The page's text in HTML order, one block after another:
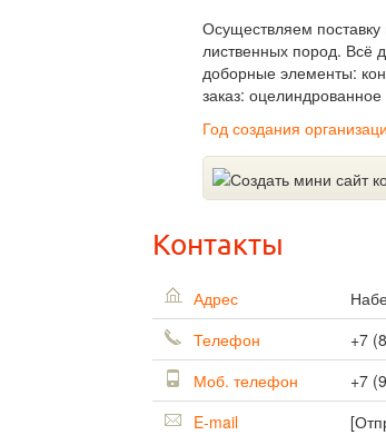
Осуществляем
лиственных пород. Всё
доборные элементы:
заказ:
Год создания
Контакты
Адрес
Телефон
+7
Моб. телефон
+7
E-mail